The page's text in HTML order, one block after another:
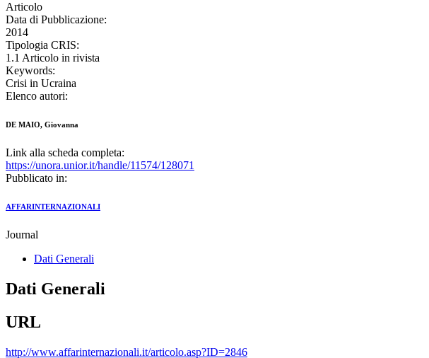
Articolo
Data di Pubblicazione:
2014
Tipologia CRIS:
1.1 Articolo in rivista
Keywords:
Crisi in Ucraina
Elenco autori:
DE MAIO, Giovanna
Link alla scheda completa:
https://unora.unior.it/handle/11574/128071
Pubblicato in:
AFFARINTERNAZIONALI
Journal
Dati Generali
Dati Generali
URL
http://www.affarinternazionali.it/articolo.asp?ID=2846